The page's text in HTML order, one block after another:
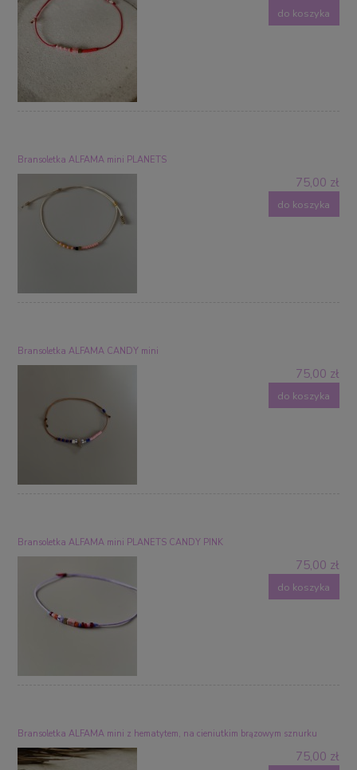
do koszyka
Bransoletka ALFAMA mini PLANETS
75,00 zł
do koszyka
Bransoletka ALFAMA CANDY mini
75,00 zł
do koszyka
Bransoletka ALFAMA mini PLANETS CANDY PINK
75,00 zł
do koszyka
Bransoletka ALFAMA mini z hematytem, na cieniutkim brązowym sznurku
75,00 zł